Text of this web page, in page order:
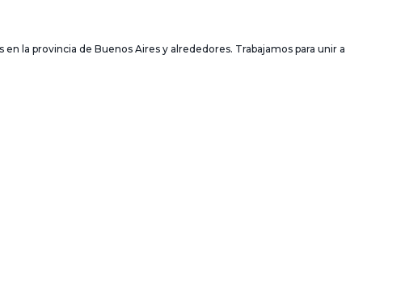
la provincia de Buenos Aires y alrededores. Trabajamos para unir a